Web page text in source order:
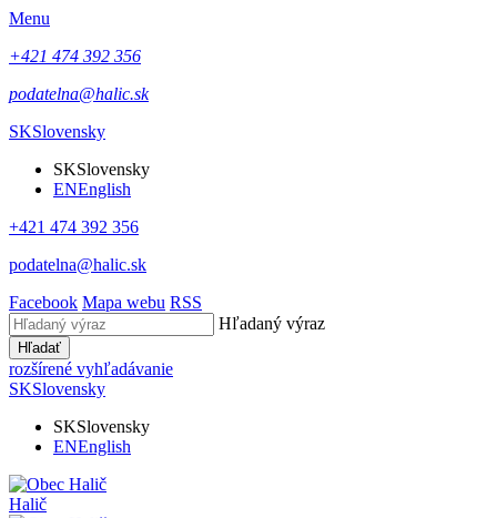
Menu
+421 474 392 356
podatelna@halic.sk
SKSlovensky
SKSlovensky
ENEnglish
+421 474 392 356
podatelna@halic.sk
Facebook Mapa webu RSS
Hľadaný výraz
Hľadať
rozšírené vyhľadávanie
SKSlovensky
SKSlovensky
ENEnglish
Halič